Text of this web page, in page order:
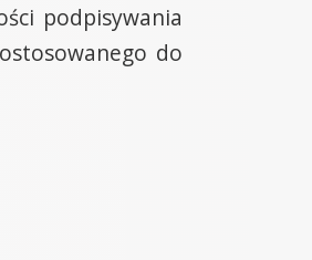
podpisywania
do